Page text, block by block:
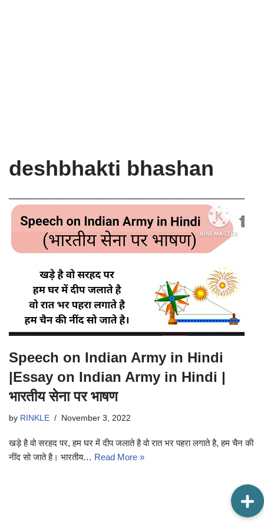
deshbhakti bhashan
Speech on Indian Army in Hindi
|Essay on Indian Army in Hindi |
भारतीय सेना पर भाषण
by RINKLE November 3, 2022
खड़े है वो सरहद पर, हम घर में दीप जलाते है वो रात भर पहरा लगाते है, हम चैन की
नींद सो जाते है। भारतीय… Read More »